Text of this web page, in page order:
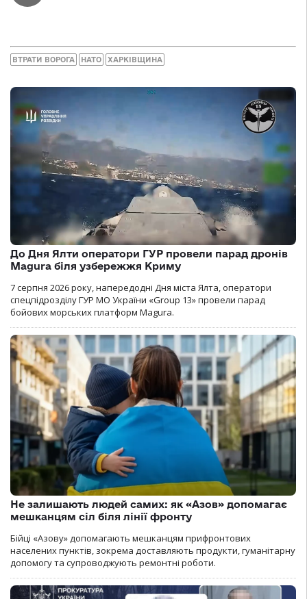
ВТРАТИ ВОРОГА НАТО ХАРКІВЩИНА
До Дня Ялти оператори ГУР провели парад дронів
Magura біля узбережжя Криму
7 серпня 2026 року, напередодні Дня міста Ялта, оператори
спецпідрозділу ГУР МО України «Group 13» провели парад
бойових морських платформ Magura.
Не залишають людей самих: як «Азов» допомагає
мешканцям сіл біля лінії фронту
Бійці «Азову» допомагають мешканцям прифронтових
населених пунктів, зокрема доставляють продукти, гуманітарну
допомогу та супроводжують ремонтні роботи.